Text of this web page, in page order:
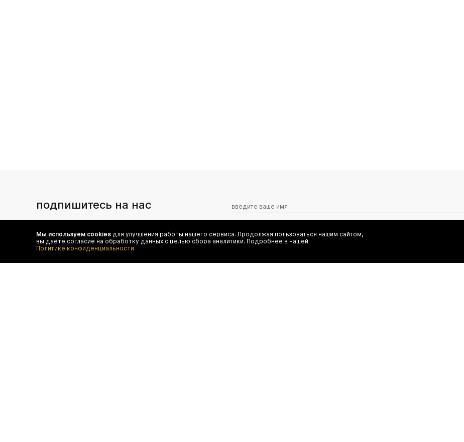
подпишитесь на нас
и специальным предложениям authentica.love
Я даю согласие на сбор, обработку и хранение моих персональных
Мы используем cookies для улучшения работы нашего сервиса. Продолжая пользоваться нашим сайтом,
вы даёте согласие на обработку данных с целью сбора аналитики. Подробнее в нашей
Политике конфиденциальности.